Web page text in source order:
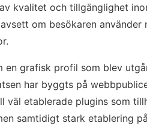
kvalitet och tillgänglighet
om besökaren
en grafisk profil som blev
har byggts på
väl etablerade plugins som
samtidigt stark etablering